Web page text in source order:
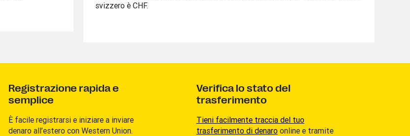
svizzero è CHF.
Registrazione rapida e
semplice
È facile registrarsi e iniziare a inviare
denaro all’estero con Western Union.
Verifica lo stato del
trasferimento
Tieni facilmente traccia del tuo
trasferimento di denaroonline e tramite